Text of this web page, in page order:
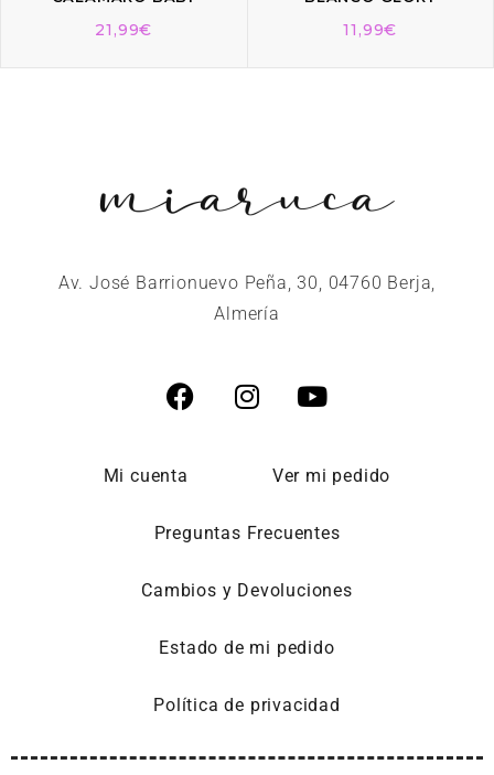
21,99€ 11,99€
Av. José Barrionuevo Peña, 30, 04760 Berja,
Almería
Mi cuenta Ver mi pedido
Preguntas Frecuentes
Cambios y Devoluciones
Estado de mi pedido
Política de privacidad